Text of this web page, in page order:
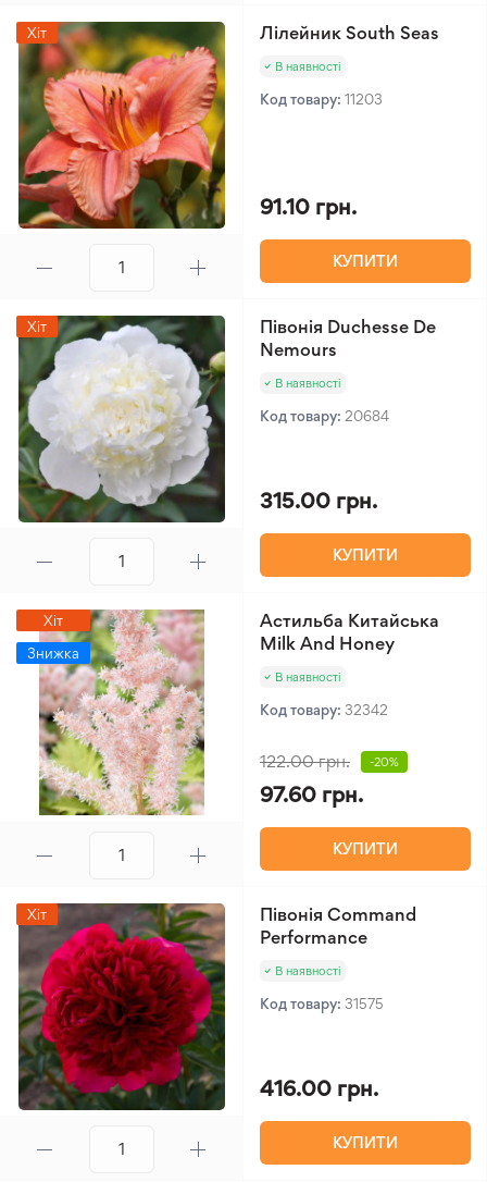
Хіт Лілейник South Seas
В наявності
Код товару: 11203
91.10 грн.
КУПИТИ
Хіт
Півонія Duchesse De
Nemours
В наявності
Код товару: 20684
315.00 грн.
КУПИТИ
Хіт
Знижка
Астильба Китайська
Milk And Honey
В наявності
Код товару: 32342
122.00 грн. -20%
97.60 грн.
КУПИТИ
Хіт
Півонія Command
Performance
В наявності
Код товару: 31575
416.00 грн.
КУПИТИ